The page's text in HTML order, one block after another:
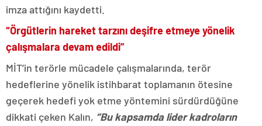
imza attığını kaydetti.
“Örgütlerin hareket tarzını deşifre etmeye yönelik
çalışmalara devam edildi”
MİT’in terörle mücadele çalışmalarında, terör
hedeflerine yönelik istihbarat toplamanın ötesine
geçerek hedefi yok etme yöntemini sürdürdüğüne
dikkati çeken Kalın, “Bu kapsamda lider kadroların